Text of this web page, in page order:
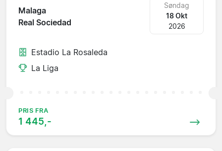
Malaga
Real Sociedad
Søndag
18 Okt
2026
Estadio La Rosaleda
La Liga
PRIS FRA
1 445,-